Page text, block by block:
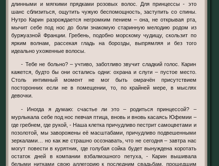
длинными и мягкими прядками розовых волос. Для принцессы - это
шанс сблизиться, ощутить чужую беспомощность, заступить со спины.
Нутро Карин разрождается негромким пением – она, не открывая рта,
мычит себе под нос до боли знакомую старинную мелодию родом из
буржуазной Франции. Гребень, подобно морскому чудищу, скользит по
ярким волнам, рассекая гладь на борозды, выпрямляя и без того
идеально ухоженные волосы.
- Тебе не больно? – учтиво, заботливо звучит сладкий голос. Карин
кажется, будто бы они остались одни: охрана и слуги – пустое место.
Столь интимный момент не мог быть омрачён присутствием
посторонних если не в помещении, то, по крайней мере, в мыслях
девочки.
- Иногда я думаю: счастье ли это – родиться принцессой? –
мурлыкала себе под нос певчая птица, вновь и вновь касаясь Юфемии –
где гребнем, где рукой, - Наша клетка причудливо пестрит самоцветами и
позолотой, мы заворожены её масштабами, причудливо подвешенными
зеркалами… но как же страшно осознавать, что не сегодня – завтра нас
могут повести в курятник, где голубая сойка будет вынуждена коротать
остаток дней в компании взбалмошного петуха, - Карин вышивала
белыми нитками свою аллегорию к последним свадьбам, прошедшим